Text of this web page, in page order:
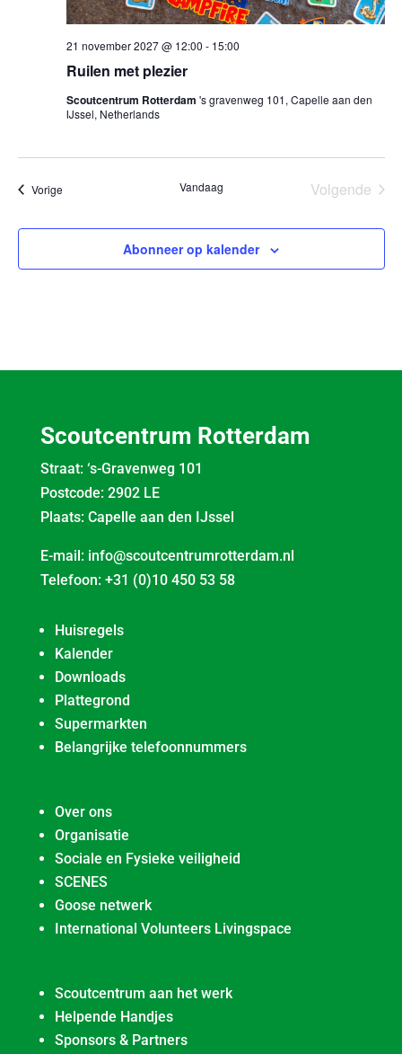
Ruilen met plezier
21 november 2027 @ 12:00 - 15:00
Scoutcentrum Rotterdam 's gravenweg 101, Capelle aan den
IJssel, Netherlands
VorigeEvenementen Vandaag
Volgende
Abonneer op kalender
Scoutcentrum Rotterdam
Straat: ‘s-Gravenweg 101
Postcode: 2902 LE
Plaats: Capelle aan den IJssel
E-mail: info@scoutcentrumrotterdam.nl
Telefoon: +31 (0)10 450 53 58
Huisregels
Kalender
Downloads
Plattegrond
Supermarkten
Belangrijke telefoonnummers
Over ons
Organisatie
Sociale en Fysieke veiligheid
SCENES
Goose netwerk
International Volunteers Livingspace
Scoutcentrum aan het werk
Helpende Handjes
Sponsors & Partners